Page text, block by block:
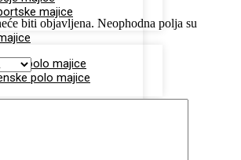
majice
polo majice
polo majice
oprema
biti objavljena. Neophodna polja su